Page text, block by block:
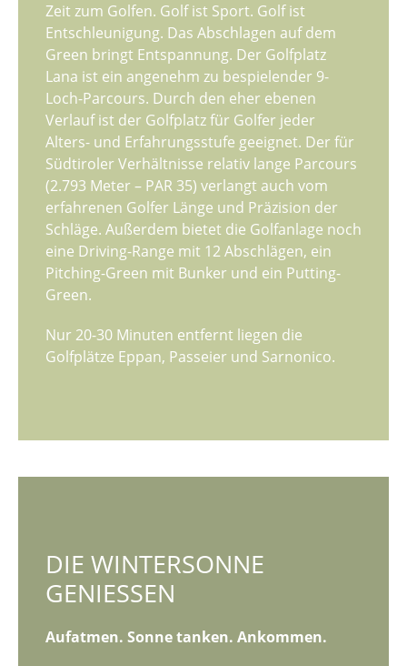
Zeit zum Golfen. Golf ist Sport. Golf ist
Entschleunigung. Das Abschlagen auf dem
Green bringt Entspannung. Der Golfplatz
Lana ist ein angenehm zu bespielender 9-
Loch-Parcours. Durch den eher ebenen
Verlauf ist der Golfplatz für Golfer jeder
Alters- und Erfahrungsstufe geeignet. Der für
Südtiroler Verhältnisse relativ lange Parcours
(2.793 Meter – PAR 35) verlangt auch vom
erfahrenen Golfer Länge und Präzision der
Schläge. Außerdem bietet die Golfanlage noch
eine Driving-Range mit 12 Abschlägen, ein
Pitching-Green mit Bunker und ein Putting-
Green.
Nur 20-30 Minuten entfernt liegen die
Golfplätze Eppan, Passeier und Sarnonico.
DIE WINTERSONNE
GENIESSEN
Aufatmen. Sonne tanken. Ankommen.